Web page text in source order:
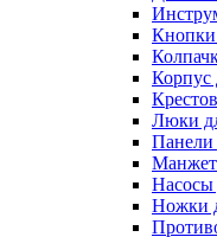
Кнопки
Корпус
Люки
Панели
Насосы
Ножки